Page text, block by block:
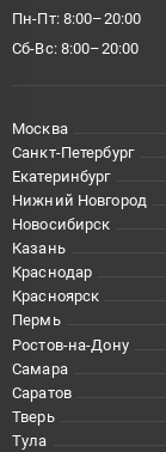
Пн-Пт: 8:00–20:00
Сб-Вс: 8:00–20:00
Москва
Санкт-Петербург
Екатеринбург
Нижний Новгород
Новосибирск
Казань
Краснодар
Красноярск
Пермь
Ростов-на-Дону
Самара
Саратов
Тверь
Тула